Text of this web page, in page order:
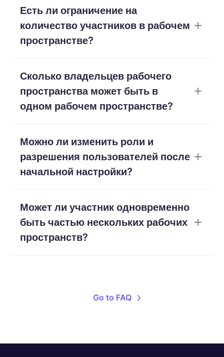
просмотрщиков проектов, сколько вам нужно,
бесплатно.
Есть ли ограничение на
количество участников в рабочем
пространстве?
неограниченное количество участников в
рабочем пространстве.
Сколько владельцев рабочего
пространства может быть в
одном рабочем пространстве?
только одного владельца рабочего
пространства.
Можно ли изменить роли и
разрешения пользователей после
начальной настройки?
исполнительные менеджеры могут изменять
роли и разрешения пользователей в любое
Может ли участник одновременно
быть частью нескольких рабочих
пространств?
Go to FAQ